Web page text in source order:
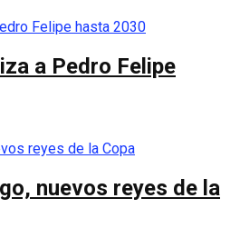
a Pedro Felipe
nuevos reyes de la